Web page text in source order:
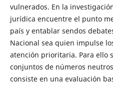
vulnerados. En la
jurídica encuentre el punto
país y entablar sendos
Nacional sea quien impulse
atención prioritaria. Para ello
conjuntos de números
consiste en una evaluación